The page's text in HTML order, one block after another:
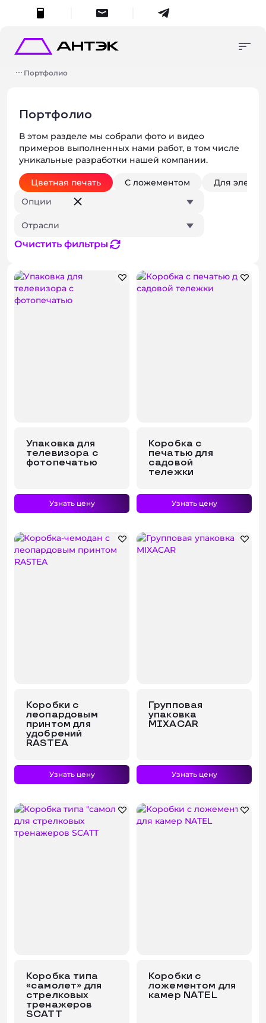
Упаковка в наличии
разработка
О компании
Контакты
изготовление и разработка
о компании
Поиск Умный поиск
Начните вводить запрос для получения результатов.
Портфолио
Портфолио
В этом разделе мы собрали фото и видео
примеров выполненных нами работ, в том числе
уникальные разработки нашей компании.
Цветная печать С ложементом
Для
Опции
Отрасли
Очистить фильтры
Упаковка для
телевизора с
фотопечатью
Узнать цену
Коробка с
печатью для
садовой
тележки
Узнать цену
Коробки с
леопардовым
принтом для
удобрений
RASTEA
Узнать цену
Групповая
упаковка
MIXACAR
Узнать цену
Коробка типа
«самолет» для
стрелковых
тренажеров
SCATT
Коробки с
ложементом для
камер NATEL